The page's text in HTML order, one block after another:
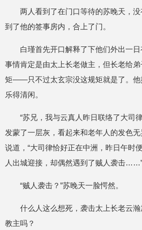
两人看到了在门口等待的苏晚天，没
到了他的签事房内，合上了门。
白瑾首先开口解释了下他们外出一
事情肯定是由太上长老做主，但长老给
矩——只不过太玄宗没这规矩就是了。他
乐得清闲。
“苏兄，我与云真人昨日联络了大司
发蒙了一层灰，看起来和老年人的发色
说道，“大司律恰好正在中洲，昨日午时
人出城迎接，却偶然遇到了贼人袭击
“贼人袭击？”苏晚天一脸愕然。
什么人这么想死，袭击太上长老云
教主吗？